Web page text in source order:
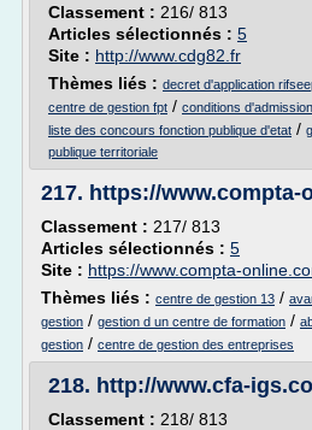
Classement : 216/ 813
Articles sélectionnés : 5
Site : http://www.cdg82.fr
Thèmes liés : decret d'application
centre de gestion fpt / conditions
liste des concours fonction publique d'etat /
publique territoriale
217. https://www.compta-
Classement : 217/ 813
Articles sélectionnés : 5
Site : https://www.compta-
Thèmes liés : centre de gestion 13 /
gestion / gestion d un centre de formation /
gestion / centre de gestion des entreprises
218. http://www.cfa-
Classement : 218/ 813